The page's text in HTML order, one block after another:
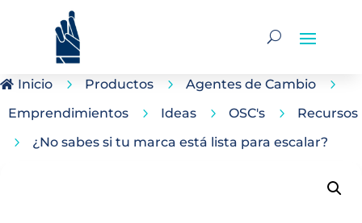
 Inicio 5 Productos 5 Agentes de Cambio 5
Emprendimientos 5 Ideas 5 OSC's 5 Recursos
5 ¿No sabes si tu marca está lista para escalar?